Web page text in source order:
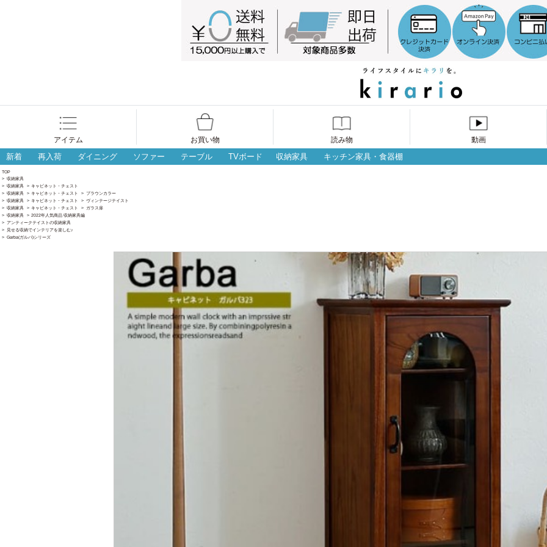
アイテム お買い物 読み物 動画
新着 再入荷 ダイニング ソファー テーブル TVボード 収納家具 キッチン家具・食器棚
TOP
> 収納家具
> 収納家具 > キャビネット・チェスト
> 収納家具 > キャビネット・チェスト > ブラウンカラー
> 収納家具 > キャビネット・チェスト > ヴィンテージテイスト
> 収納家具 > キャビネット・チェスト > ガラス扉
> 収納家具 > 2022年人気商品 収納家具編
> アンティークテイストの収納家具
> 見せる収納でインテリアを楽しむ♪
> Garba(ガルバ)シリーズ